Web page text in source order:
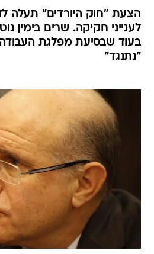
הצעת "חוק היורדים" תעלה
לענייני חקיקה. שרים בימין
בעוד שבסיעת מפלגת העבודה
"נתנגד"